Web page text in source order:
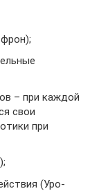
– при каждой
свои
при
(Уро-